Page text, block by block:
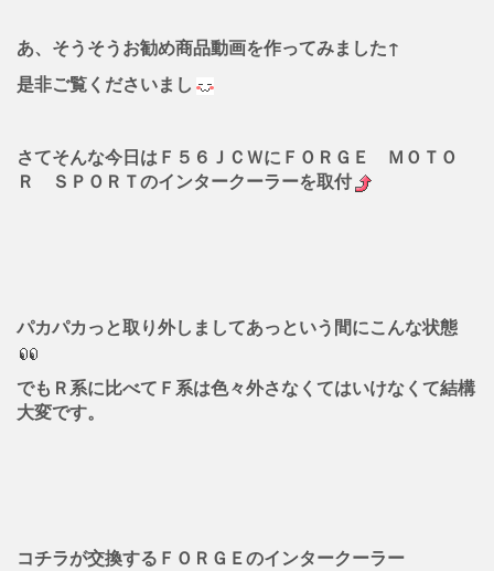
あ、そうそうお勧め商品動画を作ってみました↑
是非ご覧くださいまし
さてそんな今日はＦ５６ＪＣＷにＦＯＲＧＥ ＭＯＴＯ
Ｒ ＳＰＯＲＴのインタークーラーを取付
パカパカっと取り外しましてあっという間にこんな状態
でもＲ系に比べてＦ系は色々外さなくてはいけなくて結構
大変です。
コチラが交換するＦＯＲＧＥのインタークーラー